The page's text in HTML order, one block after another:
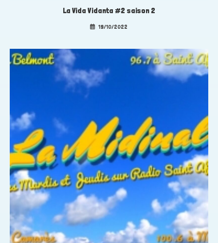
La Vida Vidanta #2 saison 2
19/10/2022